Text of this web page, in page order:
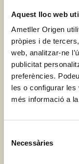
Aquest lloc web
Ametller Origen
pròpies i de
web, analitzar-ne
publicitat
preferències.
les o configurar
més informació a
Necessàries
Pizza de
formatge